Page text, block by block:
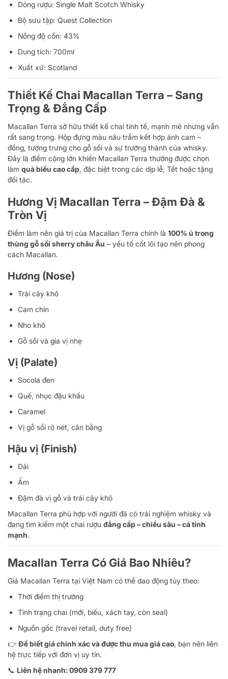
Dòng rượu: Single Malt Scotch Whisky
Bộ sưu tập: Quest Collection
Nồng độ cồn: 43%
Dung tích: 700ml
Xuất xứ: Scotland
Thiết Kế Chai Macallan Terra – Sang
Trọng & Đẳng Cấp
Macallan Terra sở hữu thiết kế chai tinh tế, mạnh mẽ nhưng vẫn
rất sang trọng. Hộp đựng màu nâu trầm kết hợp ánh cam –
đồng, tượng trưng cho gỗ sồi và sự trưởng thành của whisky.
Đây là điểm cộng lớn khiến Macallan Terra thường được chọn
làm quà biếu cao cấp, đặc biệt trong các dịp lễ, Tết hoặc tặng
đối tác.
Hương Vị Macallan Terra – Đậm Đà &
Tròn Vị
Điểm làm nên giá trị của Macallan Terra chính là 100% ủ trong
thùng gỗ sồi sherry châu Âu – yếu tố cốt lõi tạo nên phong
cách Macallan.
Hương (Nose)
Trái cây khô
Cam chín
Nho khô
Gỗ sồi và gia vị nhẹ
Vị (Palate)
Socola đen
Quế, nhục đậu khấu
Caramel
Vị gỗ sồi rõ nét, cân bằng
Hậu vị (Finish)
Dài
Ấm
Đậm đà vị gỗ và trái cây khô
Macallan Terra phù hợp với người đã có trải nghiệm whisky và
đang tìm kiếm một chai rượu đẳng cấp – chiều sâu – cá tính
mạnh.
Macallan Terra Có Giá Bao Nhiêu?
Giá Macallan Terra tại Việt Nam có thể dao động tùy theo:
Thời điểm thị trường
Tình trạng chai (mới, biếu, xách tay, còn seal)
Nguồn gốc (travel retail, duty free)
👉 Để biết giá chính xác và được thu mua giá cao, bạn nên liên
hệ trực tiếp với đơn vị uy tín.
📞 Liên hệ nhanh: 0909 379 777